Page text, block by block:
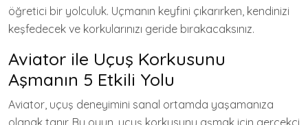
öğretici bir yolculuk. Uçmanın keyfini çıkarırken, kendinizi
keşfedecek ve korkularınızı geride bırakacaksınız.
Aviator ile Uçuş Korkusunu
Aşmanın 5 Etkili Yolu
Aviator, uçuş deneyimini sanal ortamda yaşamanıza
olanak tanır. Bu oyun, uçuş korkusunu aşmak için gerçekçi